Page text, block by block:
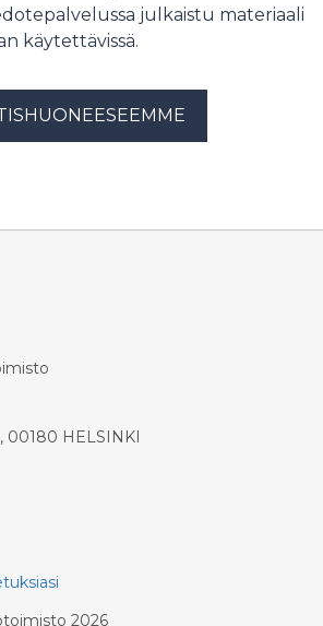
julkaistu materiaali
käytettävissä.
00180 HELSINKI
2026